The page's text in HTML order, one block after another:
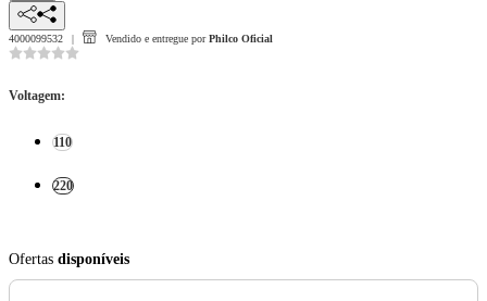
4000099532 Vendido e entregue por Philco Oficial
Voltagem:
110
220
Ofertas disponíveis